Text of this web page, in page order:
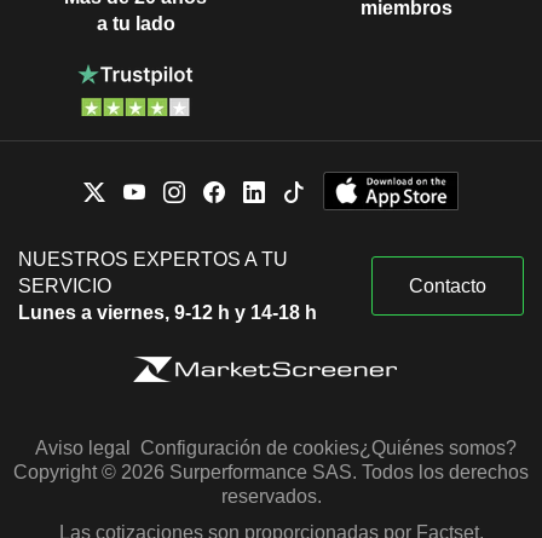
a tu lado
miembros
NUESTROS EXPERTOS A TU
SERVICIO
Lunes a viernes, 9-12 h y 14-18 h
Contacto
Aviso legal Configuración de cookies¿Quiénes somos?
Copyright © 2026 Surperformance SAS. Todos los derechos
reservados.
Las cotizaciones son proporcionadas por Factset,